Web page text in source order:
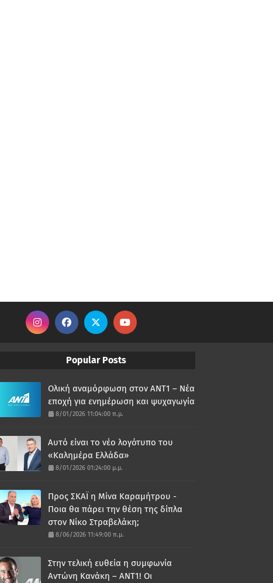
Popular Posts
Ολική αναμόρφωση στον ΑΝΤ1 – Νέα
εποχή για ενημέρωση και ψυχαγωγία
8/01/2026 11:04:00 π.μ.
Αυτό είναι το νέο λογότυπο του
«Καλημέρα Ελλάδα»
8/01/2026 01:24:00 μ.μ.
Προς ΣΚΑΪ η Μίνα Καραμήτρου -
Ποια θα πάρει την θέση της δίπλα
στον Νίκο Στραβελάκη;
8/06/2026 11:49:00 π.μ.
Στην τελική ευθεία η συμφωνία
Αντώνη Κανάκη – ΑΝΤ1! Οι